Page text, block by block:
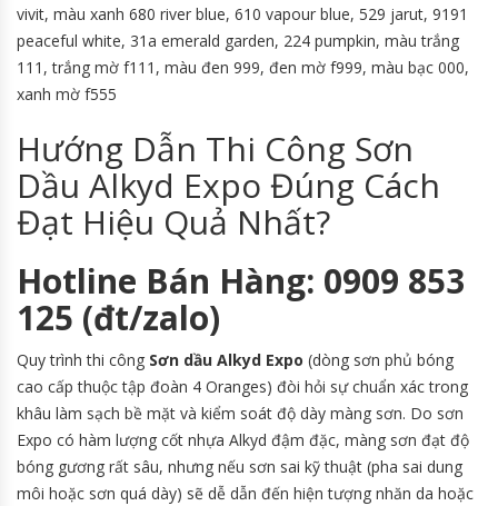
vivit, màu xanh 680 river blue, 610 vapour blue, 529 jarut, 9191
peaceful white, 31a emerald garden, 224 pumpkin, màu trắng
111, trắng mờ f111, màu đen 999, đen mờ f999, màu bạc 000,
xanh mờ f555
Hướng Dẫn Thi Công Sơn
Dầu Alkyd Expo Đúng Cách
Đạt Hiệu Quả Nhất?
Hotline Bán Hàng: 0909 853
125 (đt/zalo)
Quy trình thi công Sơn dầu Alkyd Expo (dòng sơn phủ bóng
cao cấp thuộc tập đoàn 4 Oranges) đòi hỏi sự chuẩn xác trong
khâu làm sạch bề mặt và kiểm soát độ dày màng sơn. Do sơn
Expo có hàm lượng cốt nhựa Alkyd đậm đặc, màng sơn đạt độ
bóng gương rất sâu, nhưng nếu sơn sai kỹ thuật (pha sai dung
môi hoặc sơn quá dày) sẽ dễ dẫn đến hiện tượng nhăn da hoặc